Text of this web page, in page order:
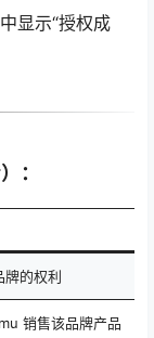
显示“授权成
：
牌的权利
销售该品牌产品